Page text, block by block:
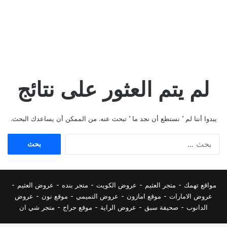
لم يتم العثور على نتائج
يبدوا أننا لم ’ نستطع أن نجد ما ’ تبحث عنه. من الممكن أن يساعدك البحث.
مواقع تهمك - متجر العثيم - عروض الكويت - متجر بنده - عروض العثيم -
عروض الامارات - موقع امازون - عروض التميمي - موقع نون - عروض
الدانوب - صحيفة سبق - عروض الراية - موقع حراج - متجر شي ان